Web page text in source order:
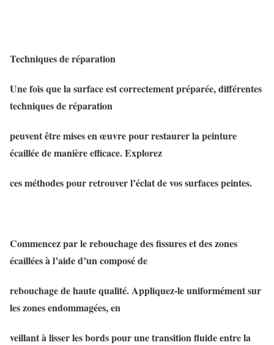
Techniques de réparation
Une fois que la surface est correctement préparée, différentes
techniques de réparation
peuvent être mises en œuvre pour restaurer la peinture
écaillée de manière efficace. Explorez
ces méthodes pour retrouver l’éclat de vos surfaces peintes.
Commencez par le rebouchage des fissures et des zones
écaillées à l’aide d’un composé de
rebouchage de haute qualité. Appliquez-le uniformément sur
les zones endommagées, en
veillant à lisser les bords pour une transition fluide entre la